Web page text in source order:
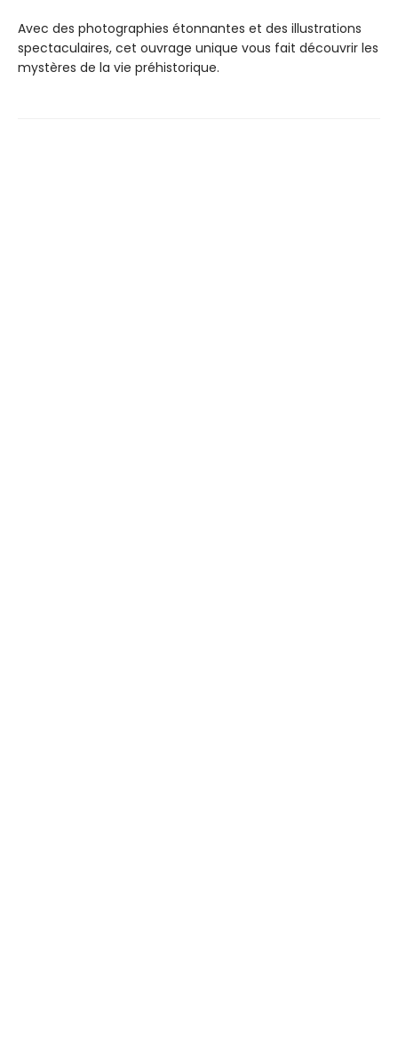
Avec des photographies étonnantes et des illustrations
spectaculaires, cet ouvrage unique vous fait découvrir les
mystères de la vie préhistorique.